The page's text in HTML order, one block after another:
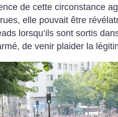
de cette circonstance
elle pouvait être
lorsqu’ils sont sortis
de venir plaider la